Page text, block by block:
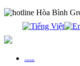
Giới thiệu